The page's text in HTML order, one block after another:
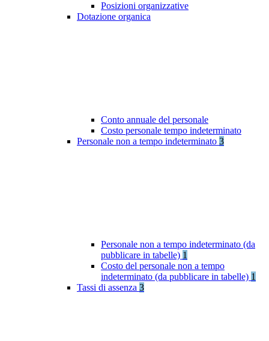
Posizioni organizzative
Dotazione organica
Conto annuale del personale
Costo personale tempo indeterminato
Personale non a tempo indeterminato 3
Personale non a tempo indeterminato (da
pubblicare in tabelle) 1
Costo del personale non a tempo
indeterminato (da pubblicare in tabelle) 1
Tassi di assenza 3